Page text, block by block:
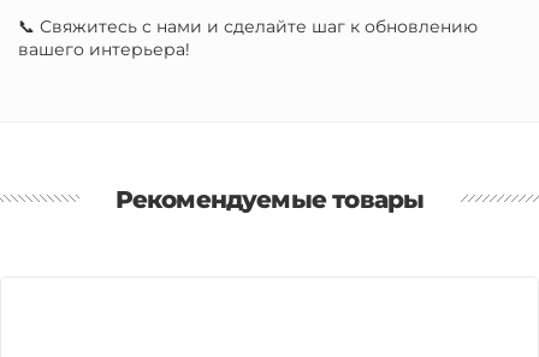
📞 Свяжитесь с нами и сделайте шаг к обновлению
вашего интерьера!
Рекомендуемые товары